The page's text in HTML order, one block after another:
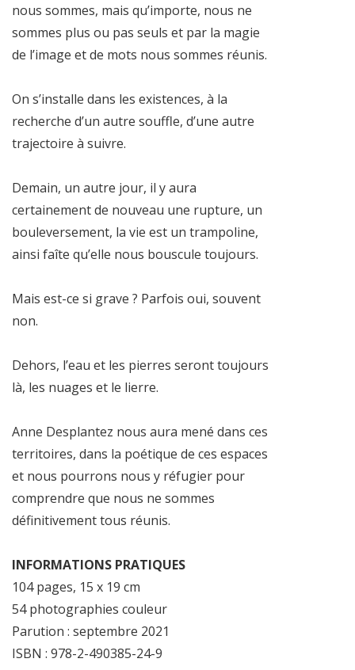
nous sommes, mais qu’importe, nous ne
sommes plus ou pas seuls et par la magie
de l’image et de mots nous sommes réunis.
On s’installe dans les existences, à la
recherche d’un autre souffle, d’une autre
trajectoire à suivre.
Demain, un autre jour, il y aura
certainement de nouveau une rupture, un
bouleversement, la vie est un trampoline,
ainsi faîte qu’elle nous bouscule toujours.
Mais est-ce si grave ? Parfois oui, souvent
non.
Dehors, l’eau et les pierres seront toujours
là, les nuages et le lierre.
Anne Desplantez nous aura mené dans ces
territoires, dans la poétique de ces espaces
et nous pourrons nous y réfugier pour
comprendre que nous ne sommes
définitivement tous réunis.
INFORMATIONS PRATIQUES
104 pages, 15 x 19 cm
54 photographies couleur
Parution : septembre 2021
ISBN : 978-2-490385-24-9